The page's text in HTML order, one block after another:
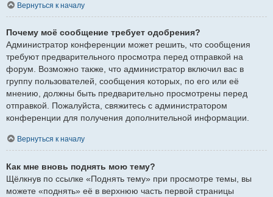
Вернуться к началу
Почему моё сообщение требует одобрения?
Администратор конференции может решить, что сообщения
требуют предварительного просмотра перед отправкой на
форум. Возможно также, что администратор включил вас в
группу пользователей, сообщения которых, по его или её
мнению, должны быть предварительно просмотрены перед
отправкой. Пожалуйста, свяжитесь с администратором
конференции для получения дополнительной информации.
Вернуться к началу
Как мне вновь поднять мою тему?
Щёлкнув по ссылке «Поднять тему» при просмотре темы, вы
можете «поднять» её в верхнюю часть первой страницы